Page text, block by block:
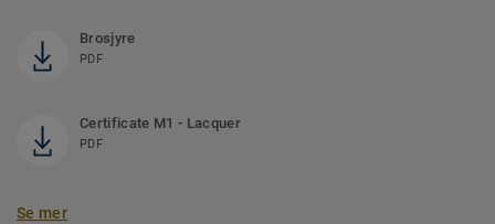
Brosjyre
PDF
Certificate M1 - Lacquer
PDF
Se mer